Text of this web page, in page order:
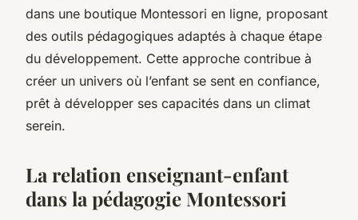
dans une boutique Montessori en ligne, proposant
des outils pédagogiques adaptés à chaque étape
du développement. Cette approche contribue à
créer un univers où l’enfant se sent en confiance,
prêt à développer ses capacités dans un climat
serein.
La relation enseignant-enfant
dans la pédagogie Montessori